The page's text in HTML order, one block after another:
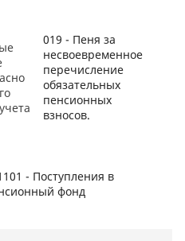
019 - Пеня за
несвоевременное
перечисление
обязательных
пенсионных
взносов.
- Поступления в
фонд